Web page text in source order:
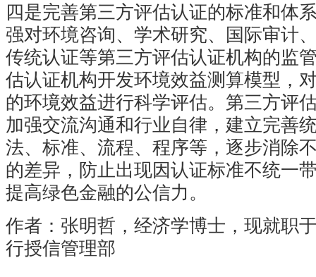
四是完善第三方评估认证的标准和体
强对环境咨询、学术研究、国际审计
传统认证等第三方评估认证机构的监
估认证机构开发环境效益测算模型，
的环境效益进行科学评估。第三方评
加强交流沟通和行业自律，建立完善
法、标准、流程、程序等，逐步消除
的差异，防止出现因认证标准不统一
提高绿色金融的公信力。
作者：张明哲，经济学博士，现就职
行授信管理部